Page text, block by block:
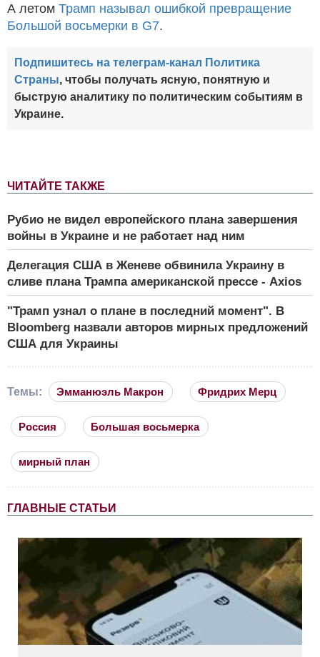
ЧИТАЙТЕ ТАКЖЕ
Рубио не видел европейского плана завершения
войны в Украине и не работает над ним
Делегация США в Женеве обвинила Украину в
сливе плана Трампа американской прессе - Axios
"Трамп узнал о плане в последний момент". В
Bloomberg назвали авторов мирных предложений
США для Украины
А летом Трамп называл ошибкой превращение
Большой восьмерки в G7.
Подпишитесь на телеграм-канал Политика
Страны, чтобы получать ясную, понятную и
быструю аналитику по политическим событиям в
Украине.
Темы: Эмманюэль Макрон Фридрих Мерц
Россия Большая восьмерка
мирный план
ГЛАВНЫЕ СТАТЬИ